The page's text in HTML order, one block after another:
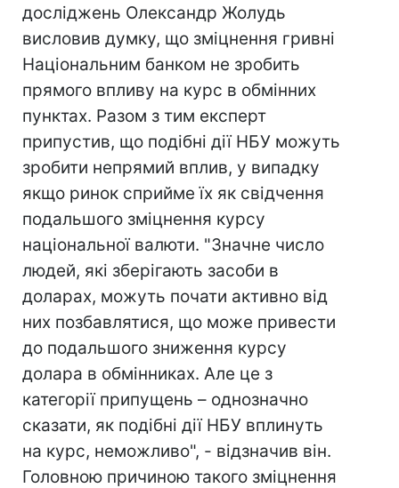
досліджень Олександр Жолудь
висловив думку, що зміцнення гривні
Національним банком не зробить
прямого впливу на курс в обмінних
пунктах. Разом з тим експерт
припустив, що подібні дії НБУ можуть
зробити непрямий вплив, у випадку
якщо ринок сприйме їх як свідчення
подальшого зміцнення курсу
національної валюти. "Значне число
людей, які зберігають засоби в
доларах, можуть почати активно від
них позбавлятися, що може привести
до подальшого зниження курсу
долара в обмінниках. Але це з
категорії припущень – однозначно
сказати, як подібні дії НБУ вплинуть
на курс, неможливо", - відзначив він.
Головною причиною такого зміцнення